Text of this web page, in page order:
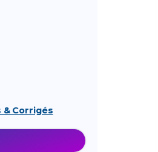
& Corrigés